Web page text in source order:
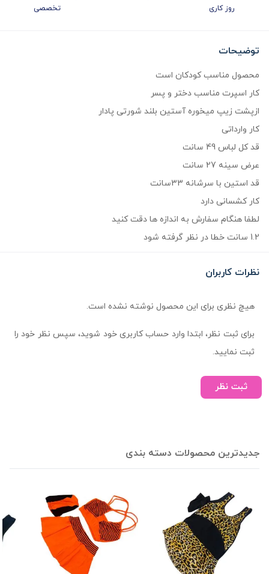
روز کاری
تخصصی
توضیحات
محصول مناسب کودکان است
کار اسپرت مناسب دختر و پسر
ازپشت زیپ میخوره آستین بلند شورتی پادار
کار وارداتی
قد کل لباس 49 سانت
عرض سینه 27 سانت
قد استین با سرشانه 33سانت
کار کشسانی دارد
لطفا هنگام سفارش به اندازه ها دقت کنید
1.2 سانت خطا در نظر گرفته شود
نظرات کاربران
هیچ نظری برای این محصول نوشته نشده است.
برای ثبت نظر، ابتدا وارد حساب کاربری خود شوید، سپس نظر خود را
ثبت نمایید.
ثبت نظر
جدیدترین محصولات دسته بندی